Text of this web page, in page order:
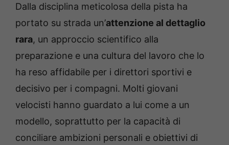
Dalla disciplina meticolosa della pista ha
portato su strada un’attenzione al dettaglio
rara, un approccio scientifico alla
preparazione e una cultura del lavoro che lo
ha reso affidabile per i direttori sportivi e
decisivo per i compagni. Molti giovani
velocisti hanno guardato a lui come a un
modello, soprattutto per la capacità di
conciliare ambizioni personali e obiettivi di